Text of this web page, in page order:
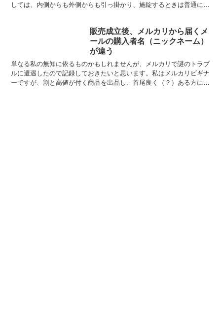
しては、内側からも外側からも引っ掛かり、施錠するときは普通に動
販売成立後、メルカリから届くメ
ールの購入者名（ニックネーム）
が違う
単なる私の無知に依るものかもしれませんが、メルカリで謎のトラブ
ルに遭遇したので記録しておきたいと思います。私はメルカリビギナ
ーですが、割と高値が付く商品を出品し、首尾良く（？）ある方に購